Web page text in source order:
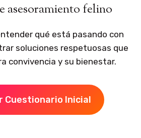
asesoramiento felino
qué está pasando con
soluciones respetuosas que
convivencia y su bienestar.
Cuestionario Inicial